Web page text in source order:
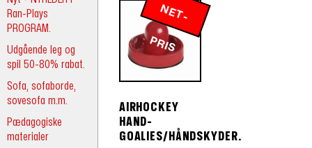
Ran-Plays
PROGRAM.
Udgående leg og
spil 50-80% rabat.
Sofa, sofaborde,
sovesofa m.m.
Pædagogiske
materialer
N
E
T
-
P
R
IS
AIRHOCKEY
HAND-
GOALIES/HÅNDSKYDER.